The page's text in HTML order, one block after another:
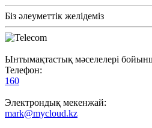
Біз әлеуметтік желідеміз
Ынтымақтастық мәселелері
Телефон:
160
Электрондық мекенжай:
mark@mycloud.kz